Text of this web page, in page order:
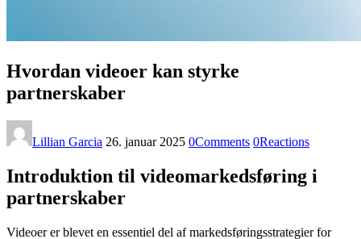
Hvordan videoer kan styrke
partnerskaber
Lillian Garcia 26. januar 2025 0Comments 0Reactions
Introduktion til videomarkedsføring i
partnerskaber
Videoer er blevet en essentiel del af markedsføringsstrategier for